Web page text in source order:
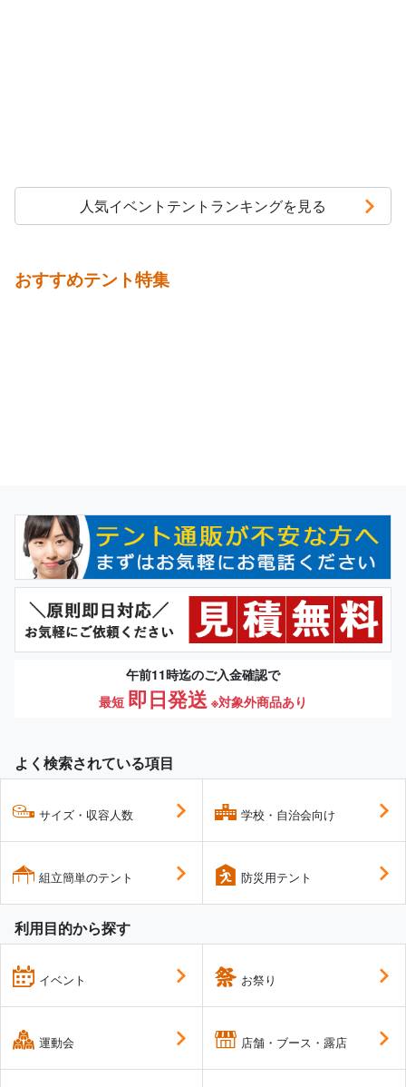
人気イベントテントランキングを見る
おすすめテント特集
午前11時迄のご入金確認で
最短 即日発送 ※対象外商品あり
よく検索されている項目
サイズ・収容人数
組立簡単のテント
学校・自治会向け
防災用テント
利用目的から探す
イベント
運動会
お祭り
店舗・ブース・露店